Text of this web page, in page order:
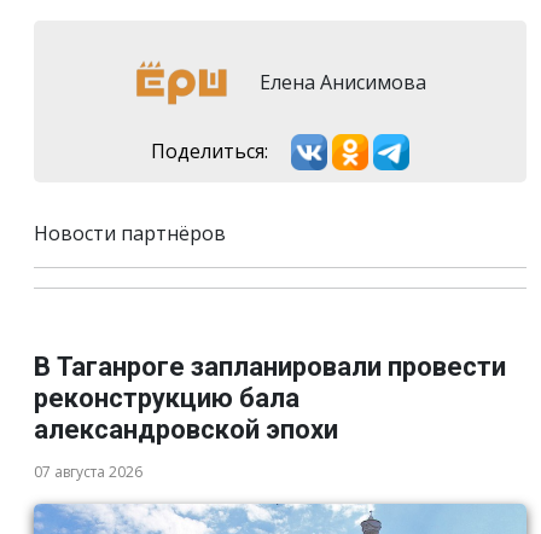
Елена Анисимова
Поделиться:
Новости партнёров
В Таганроге запланировали провести
реконструкцию бала
александровской эпохи
07 августа 2026